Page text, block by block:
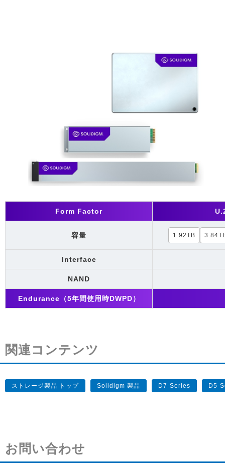
Form Factor
容量 1.92TB
Interface
NAND
Endurance（5年間使用時DWPD）
関連コンテンツ
ストレージ製品 トップ Solidigm 製品 D7-Series D5-
お問い合わせ